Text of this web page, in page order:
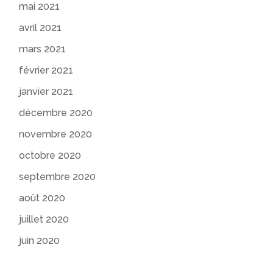
mai 2021
avril 2021
mars 2021
février 2021
janvier 2021
décembre 2020
novembre 2020
octobre 2020
septembre 2020
août 2020
juillet 2020
juin 2020